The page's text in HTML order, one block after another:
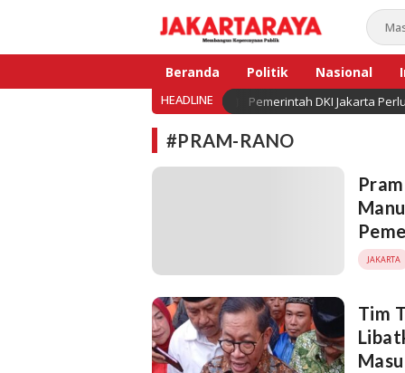
Jakarta Raya
Membangun Kepercayaan Publik
Beranda Politik Nasional
Bisnis
HEADLINE Pemerintah DKI Jakarta
#PRAM-RANO
JAKARTA
Tim